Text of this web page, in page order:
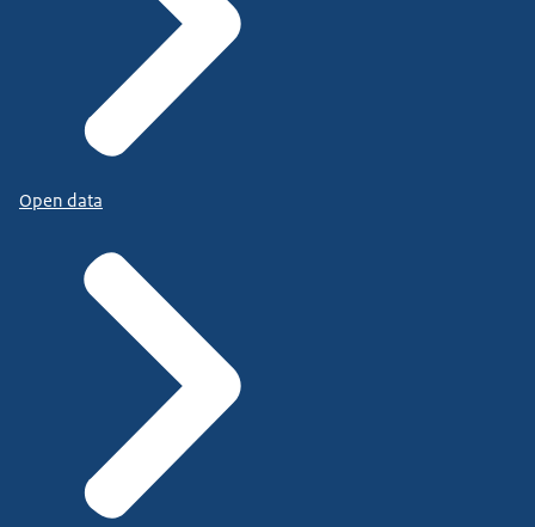
Open data